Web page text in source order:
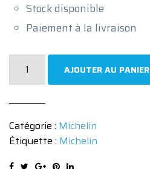
Stock disponible
Paiement à la livraison
quantité
PILOT
SPORT
4
AJOUTER AU PANIER
Catégorie : Michelin
Étiquette : Michelin